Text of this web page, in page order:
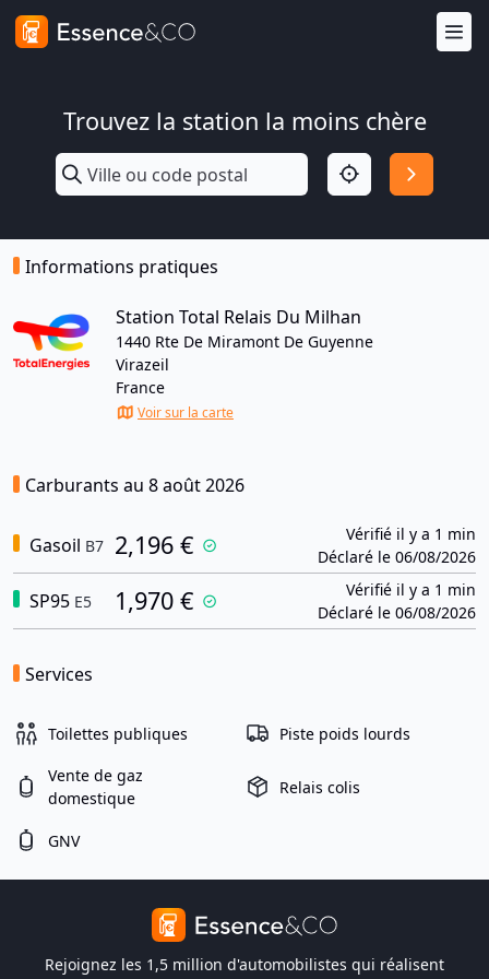
Trouvez la station la moins chère
Informations pratiques
Station Total Relais Du Milhan
1440 Rte De Miramont De Guyenne
Virazeil
France
Voir sur la carte
Carburants au 8 août 2026
Gasoil B7 2,196 €
Vérifié il y a 1 min
Déclaré le 06/08/2026
SP95 E5 1,970 €
Vérifié il y a 1 min
Déclaré le 06/08/2026
Services
Toilettes publiques Piste poids lourds
Vente de gaz
domestique
Relais colis
GNV
Rejoignez les 1,5 million d'automobilistes qui réalisent